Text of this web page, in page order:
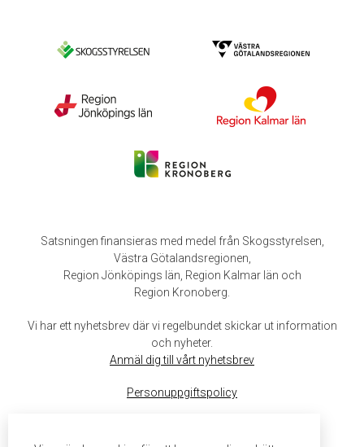
Satsningen finansieras med medel från Skogsstyrelsen,
Västra Götalandsregionen,
Region Jönköpings län, Region Kalmar län och
Region Kronoberg.
Vi har ett nyhetsbrev där vi regelbundet skickar ut information
och nyheter.
Anmäl dig till vårt nyhetsbrev
Personuppgiftspolicy